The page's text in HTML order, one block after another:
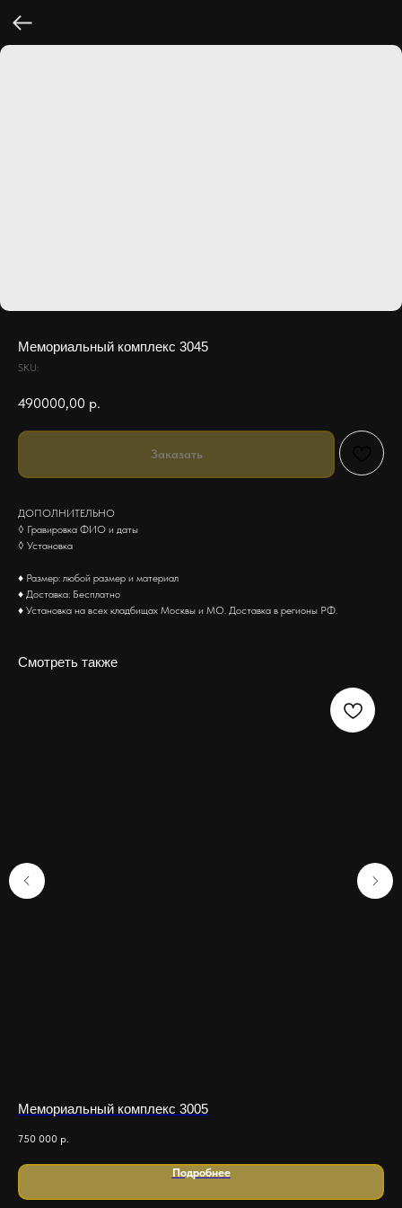
Мемориальный комплекс 3045
SKU:
490000,00 р.
Заказать
ДОПОЛНИТЕЛЬНО
◊ Гравировка ФИО и даты
◊ Установка
♦ Размер: любой размер и материал
♦ Доставка: Бесплатно
♦ Установка на всех кладбищах Москвы и МО. Доставка в регионы РФ.
Смотреть также
Мемориальный комплекс 3005
750 000 р.
Подробнее